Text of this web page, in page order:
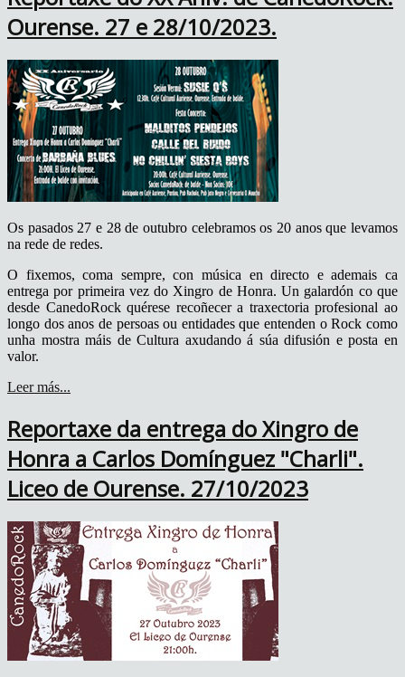
Ourense. 27 e 28/10/2023.
Os pasados 27 e 28 de outubro celebramos os 20 anos que levamos
na rede de redes.
O fixemos, coma sempre, con música en directo e ademais ca
entrega por primeira vez do Xingro de Honra. Un galardón co que
desde CanedoRock quérese recoñecer a traxectoria profesional ao
longo dos anos de persoas ou entidades que entenden o Rock como
unha mostra máis de Cultura axudando á súa difusión e posta en
valor.
Leer más...
Reportaxe da entrega do Xingro de
Honra a Carlos Domínguez "Charli".
Liceo de Ourense. 27/10/2023